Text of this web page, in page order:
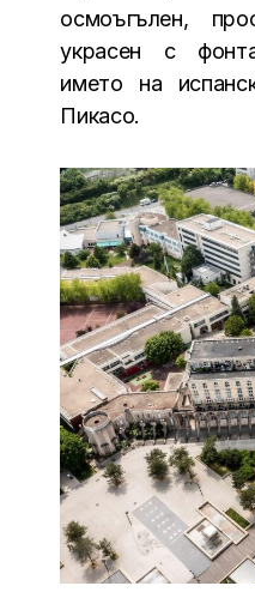
осмоъгълен,
украсен с
името на
Пикасо.